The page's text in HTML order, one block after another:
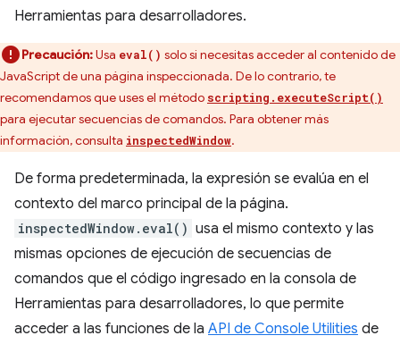
Herramientas para desarrolladores.
Precaución:Usa eval() solo si necesitas acceder al contenido de
JavaScript de una página inspeccionada. De lo contrario, te
recomendamos que uses el método scripting.executeScript()
para ejecutar secuencias de comandos. Para obtener más
información, consulta inspectedWindow.
De forma predeterminada, la expresión se evalúa en el
contexto del marco principal de la página.
inspectedWindow.eval() usa el mismo contexto y las
mismas opciones de ejecución de secuencias de
comandos que el código ingresado en la consola de
Herramientas para desarrolladores, lo que permite
acceder a las funciones de la API de Console Utilities de